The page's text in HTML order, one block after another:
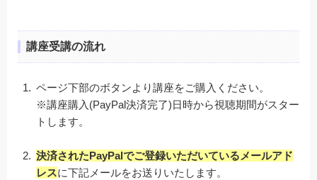
講座受講の流れ
ページ下部のボタンより講座をご購入ください。
※講座購入(PayPal決済完了)日時から視聴期間がスター
トします。
決済されたPayPalでご登録いただいているメールアド
レスに下記メールをお送りいたします。